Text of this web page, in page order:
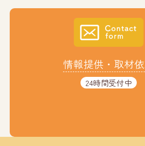
情報提供・取材
24時間受付中